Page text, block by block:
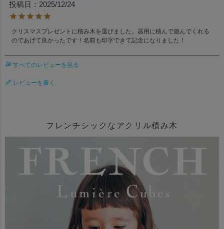
投稿日
2025/12/24
クリスマスプレゼントに積み木を選びました。器用に積んで遊んでくれる
のであげて良かったです！名前も印字できて記念になりました！
すべてのレビューを見る
レビューを書く
フレンチシックなアクリル積み木